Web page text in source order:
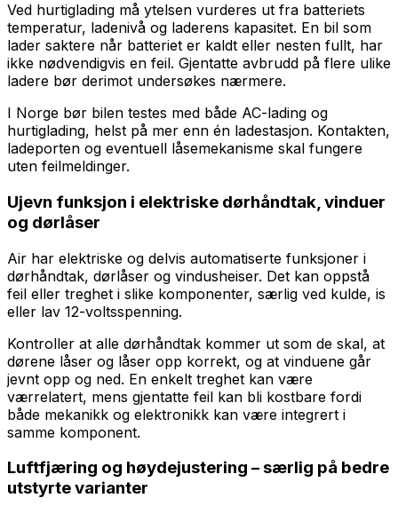
Ved hurtiglading må ytelsen vurderes ut fra batteriets
temperatur, ladenivå og laderens kapasitet. En bil som
lader saktere når batteriet er kaldt eller nesten fullt, har
ikke nødvendigvis en feil. Gjentatte avbrudd på flere ulike
ladere bør derimot undersøkes nærmere.
I Norge bør bilen testes med både AC-lading og
hurtiglading, helst på mer enn én ladestasjon. Kontakten,
ladeporten og eventuell låsemekanisme skal fungere
uten feilmeldinger.
Ujevn funksjon i elektriske dørhåndtak, vinduer
og dørlåser
Air har elektriske og delvis automatiserte funksjoner i
dørhåndtak, dørlåser og vindusheiser. Det kan oppstå
feil eller treghet i slike komponenter, særlig ved kulde, is
eller lav 12-volts­spenning.
Kontroller at alle dørhåndtak kommer ut som de skal, at
dørene låser og låser opp korrekt, og at vinduene går
jevnt opp og ned. En enkelt treghet kan være
værrelatert, mens gjentatte feil kan bli kostbare fordi
både mekanikk og elektronikk kan være integrert i
samme komponent.
Luftfjæring og høydejustering – særlig på bedre
utstyrte varianter